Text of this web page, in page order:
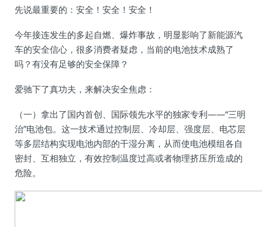
先说最重要的：安全！安全！安全！
今年接连发生的多起自燃、爆炸事故，明显影响了新能源汽
车的安全信心，很多消费者疑虑，当前的电池技术成熟了
吗？有没有足够的安全保障？
爱驰下了真功夫，来解决安全焦虑：
（一）拿出了国内首创、国际领先水平的独家专利——“三明
治”电池包。这一技术通过控制层、冷却层、强度层、电芯层
等多层结构实现电池内部的干湿分离，从而使电池模组各自
密封、互相独立，有效控制温度过高或者物理挤压所造成的
危险。